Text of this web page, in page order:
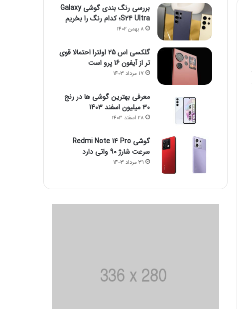
بررسی رنگ بندی گوشی Galaxy
S24 Ultra؛ کدام رنگ را بخریم
8 بهمن 1402
گلکسی اس 25 اولترا احتمالا قوی
تر از آیفون 16 پرو است
17 مرداد 1403
معرفی بهترین گوشی ها در رنج
۳۰ میلیون اسفند 1403
28 اسفند 1403
گوشی Redmi Note 14 Pro
سرعت شارژ 90 واتی دارد
31 مرداد 1403